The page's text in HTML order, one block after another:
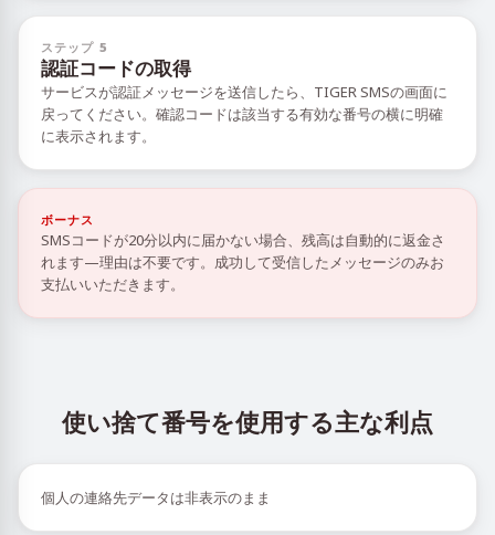
ステップ 5
認証コードの取得
サービスが認証メッセージを送信したら、TIGER SMSの画面に
戻ってください。確認コードは該当する有効な番号の横に明確
に表示されます。
ボーナス
SMSコードが20分以内に届かない場合、残高は自動的に返金さ
れます—理由は不要です。成功して受信したメッセージのみお
支払いいただきます。
使い捨て番号を使用する主な利点
個人の連絡先データは非表示のまま